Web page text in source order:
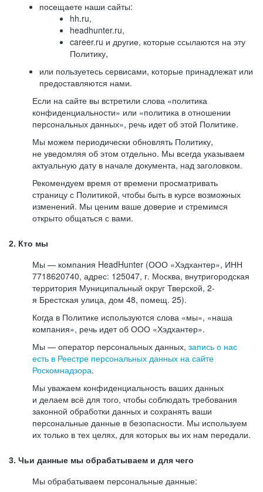
посещаете наши сайты:
hh.ru,
headhunter.ru,
career.ru и другие, которые ссылаются на эту
Политику,
или пользуетесь сервисами, которые принадлежат или
предоставляются нами.
Если на сайте вы встретили слова «политика
конфиденциальности» или «политика в отношении
персональных данных», речь идет об этой Политике.
Мы можем периодически обновлять Политику,
не уведомляя об этом отдельно. Мы всегда указываем
актуальную дату в начале документа, над заголовком.
Рекомендуем время от времени просматривать
страницу с Политикой, чтобы быть в курсе возможных
изменений. Мы ценим ваше доверие и стремимся
открыто общаться с вами.
2. Кто мы
Мы — компания HeadHunter (ООО «Хэдхантер», ИНН
7718620740, адрес: 125047, г. Москва, внутригородская
территория Муниципальный округ Тверской, 2-
я Брестская улица, дом 48, помещ. 25).
Когда в Политике используются слова «мы», «наша
компания», речь идет об ООО «Хэдхантер».
Мы — оператор персональных данных, запись о нас
есть в Реестре персональных данных на сайте
Роскомнадзора.
Мы уважаем конфиденциальность ваших данных
и делаем всё для того, чтобы соблюдать требования
законной обработки данных и сохранять ваши
персональные данные в безопасности. Мы используем
их только в тех целях, для которых вы их нам передали.
3. Чьи данные мы обрабатываем и для чего
Мы обрабатываем персональные данные: